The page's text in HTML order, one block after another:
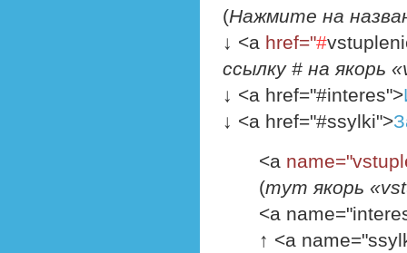
(Нажмите на
↓ <a href="#
ссылку # на якорь
↓ <a href="#interes">
↓ <a href="#ssylki">
<a
(тут якорь
<a
↑ <a